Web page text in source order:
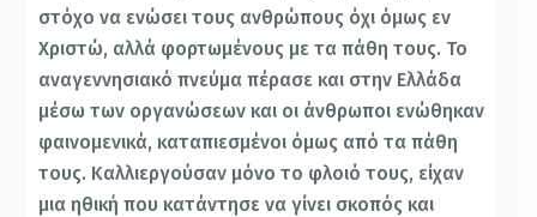
στόχο να ενώσει τους ανθρώπους όχι όμως εν
Χριστώ, αλλά φορτωμένους με τα πάθη τους. Το
αναγεννησιακό πνεύμα πέρασε και στην Ελλάδα
μέσω των οργανώσεων και οι άνθρωποι ενώθηκαν
φαινομενικά, καταπιεσμένοι όμως από τα πάθη
τους. Καλλιεργούσαν μόνο το φλοιό τους, είχαν
μια ηθική που κατάντησε να γίνει σκοπός και